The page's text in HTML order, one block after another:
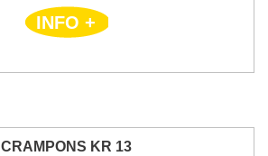
INFO +
CRAMPONS KR 13